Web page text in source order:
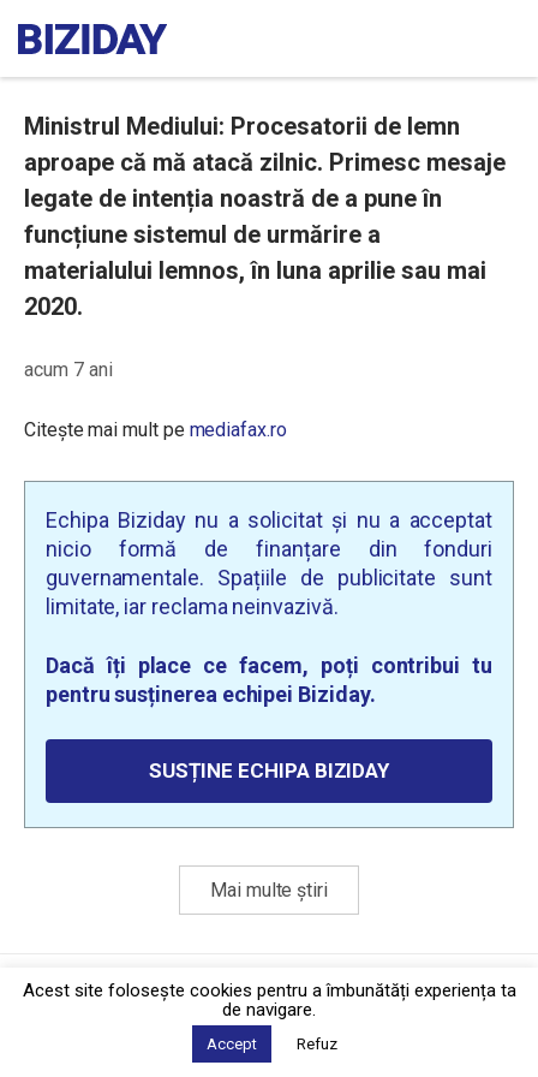
Ministrul Mediului: Procesatorii de lemn
aproape că mă atacă zilnic. Primesc mesaje
legate de intenția noastră de a pune în
funcțiune sistemul de urmărire a
materialului lemnos, în luna aprilie sau mai
2020.
acum 7 ani
Citește mai mult pe mediafax.ro
Echipa Biziday nu a solicitat și nu a acceptat
nicio formă de finanțare din fonduri
guvernamentale. Spațiile de publicitate sunt
limitate, iar reclama neinvazivă.
Dacă îți place ce facem, poți contribui tu
pentru susținerea echipei Biziday.
SUSȚINE ECHIPA BIZIDAY
Mai multe știri
Politica de confidențialitate·Contact
2026 © Biziday
Acest site foloseşte cookies pentru a îmbunătăți experiența ta
de navigare.
Accept Refuz